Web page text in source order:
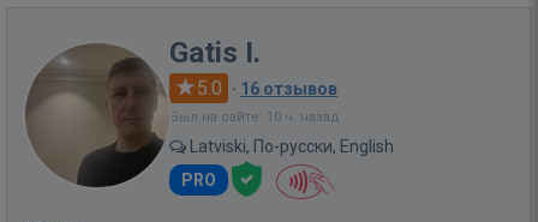
Gatis I.
5.0 · 16 отзывов
Был на сайте: 10 ч. назад
Latviski, По-русски, English
PRO